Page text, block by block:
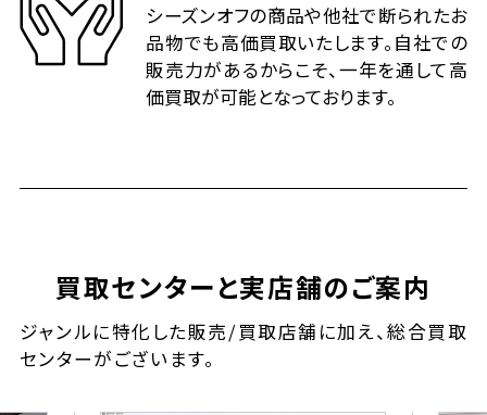
シーズンオフの商品や他社で断られたお
品物でも高価買取いたします。自社での
販売力があるからこそ、一年を通して高
価買取が可能となっております。
買取センターと実店舗のご案内
ジャンルに特化した販売/買取店舗に加え、総合買取
センターがございます。